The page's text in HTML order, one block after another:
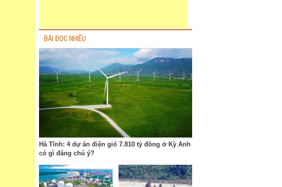
BÀI ĐỌC NHIỀU
Hà Tĩnh: 4 dự án điện gió 7.810 tỷ đồng ở Kỳ Anh
có gì đáng chú ý?